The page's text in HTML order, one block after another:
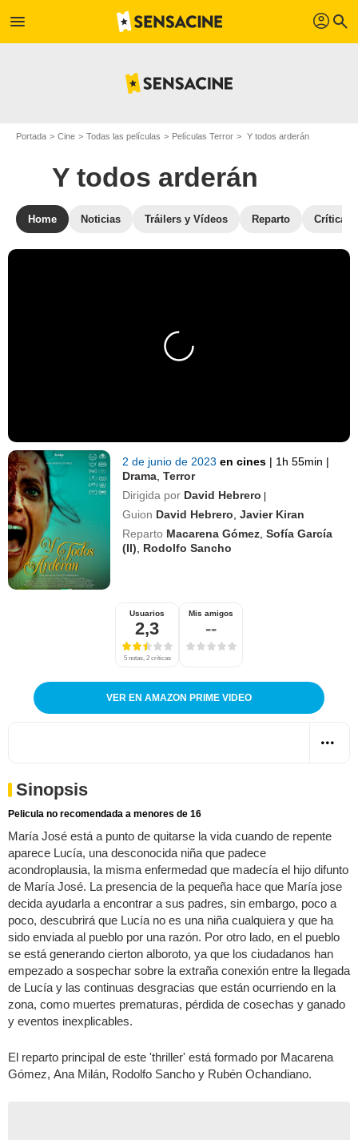
menu profil search
Portada Cine Todas las películas Películas Terror Y todos arderán
Y todos arderán
Home Noticias Tráilers y Vídeos Reparto Críticas
2 de junio de 2023en cines | 1h 55min |
Drama ,Terror
Dirigida por David Hebrero |
Guion David Hebrero ,Javier Kiran
Reparto Macarena Gómez ,Sofía García
(II)
Rodolfo Sancho
Usuarios
2,3
5 notas, 2 críticas
Mis amigos
--
VER EN AMAZON PRIME VIDEO
Sinopsis
Pelicula no recomendada a menores de 16
María José está a punto de quitarse la vida cuando de repente
aparece Lucía, una desconocida niña que padece
acondroplausia, la misma enfermedad que madecía el hijo difunto
de María José. La presencia de la pequeña hace que María jose
decida ayudarla a encontrar a sus padres, sin embargo, poco a
poco, descubrirá que Lucía no es una niña cualquiera y que ha
sido enviada al pueblo por una razón. Por otro lado, en el pueblo
se está generando cierton alboroto, ya que los ciudadanos han
empezado a sospechar sobre la extraña conexión entre la llegada
de Lucía y las continuas desgracias que están ocurriendo en la
zona, como muertes prematuras, pérdida de cosechas y ganado
y eventos inexplicables.
El reparto principal de este 'thriller' está formado por Macarena
Gómez, Ana Milán, Rodolfo Sancho y Rubén Ochandiano.